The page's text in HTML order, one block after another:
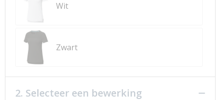
Wit
Zwart
2. Selecteer een bewerking